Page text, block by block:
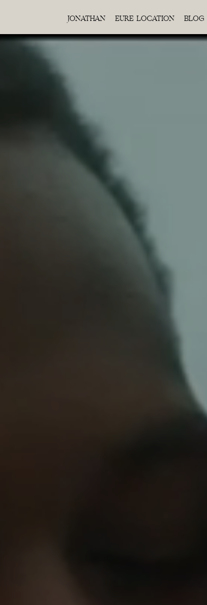
JONATHAN EURE LOCATION BLOG